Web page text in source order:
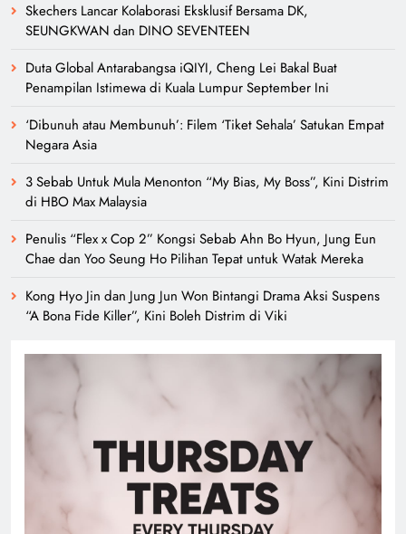
Skechers Lancar Kolaborasi Eksklusif Bersama DK,
SEUNGKWAN dan DINO SEVENTEEN
Duta Global Antarabangsa iQIYI, Cheng Lei Bakal Buat
Penampilan Istimewa di Kuala Lumpur September Ini
‘Dibunuh atau Membunuh’: Filem ‘Tiket Sehala’ Satukan Empat
Negara Asia
3 Sebab Untuk Mula Menonton “My Bias, My Boss”, Kini Distrim
di HBO Max Malaysia
Penulis “Flex x Cop 2” Kongsi Sebab Ahn Bo Hyun, Jung Eun
Chae dan Yoo Seung Ho Pilihan Tepat untuk Watak Mereka
Kong Hyo Jin dan Jung Jun Won Bintangi Drama Aksi Suspens
“A Bona Fide Killer”, Kini Boleh Distrim di Viki